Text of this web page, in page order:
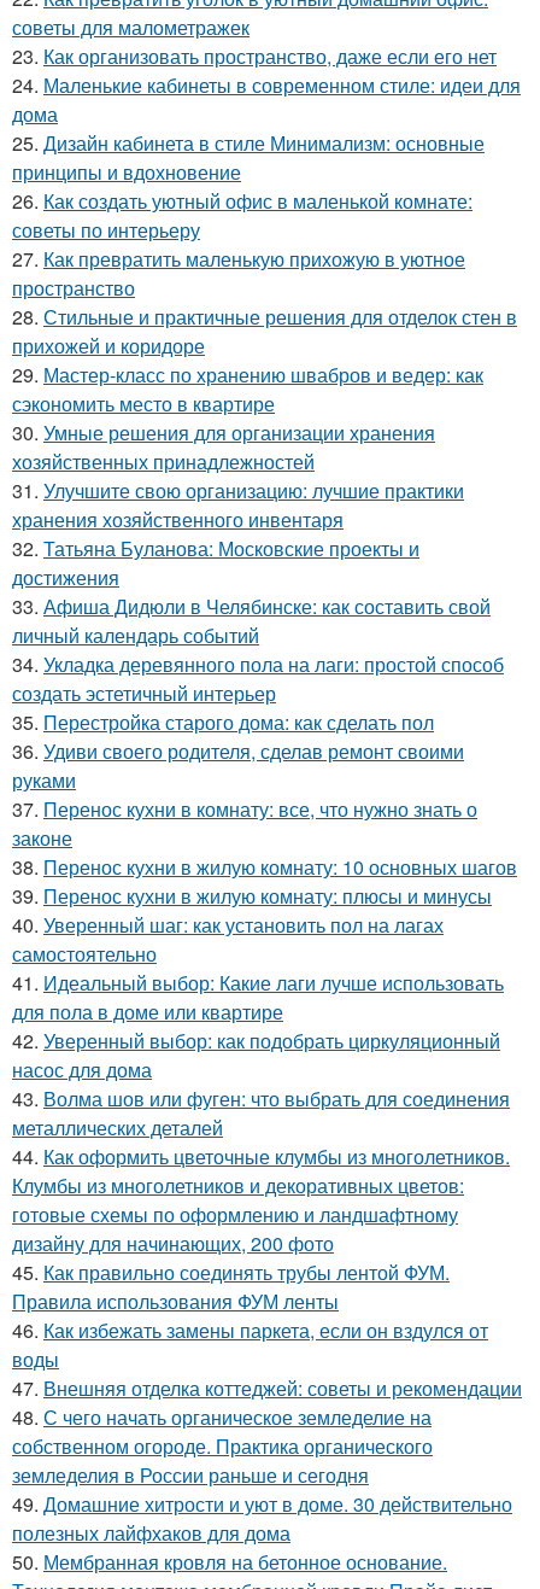
советы для малометражек
23. Как организовать пространство, даже если его нет
24. Маленькие кабинеты в современном стиле: идеи для
дома
25. Дизайн кабинета в стиле Минимализм: основные
принципы и вдохновение
26. Как создать уютный офис в маленькой комнате:
советы по интерьеру
27. Как превратить маленькую прихожую в уютное
пространство
28. Стильные и практичные решения для отделок стен в
прихожей и коридоре
29. Мастер-класс по хранению швабров и ведер: как
сэкономить место в квартире
30. Умные решения для организации хранения
хозяйственных принадлежностей
31. Улучшите свою организацию: лучшие практики
хранения хозяйственного инвентаря
32. Татьяна Буланова: Московские проекты и
достижения
33. Афиша Дидюли в Челябинске: как составить свой
личный календарь событий
34. Укладка деревянного пола на лаги: простой способ
создать эстетичный интерьер
35. Перестройка старого дома: как сделать пол
36. Удиви своего родителя, сделав ремонт своими
руками
37. Перенос кухни в комнату: все, что нужно знать о
законе
38. Перенос кухни в жилую комнату: 10 основных шагов
39. Перенос кухни в жилую комнату: плюсы и минусы
40. Уверенный шаг: как установить пол на лагах
самостоятельно
41. Идеальный выбор: Какие лаги лучше использовать
для пола в доме или квартире
42. Уверенный выбор: как подобрать циркуляционный
насос для дома
43. Волма шов или фуген: что выбрать для соединения
металлических деталей
44. Как оформить цветочные клумбы из многолетников.
Клумбы из многолетников и декоративных цветов:
готовые схемы по оформлению и ландшафтному
дизайну для начинающих, 200 фото
45. Как правильно соединять трубы лентой ФУМ.
Правила использования ФУМ ленты
46. Как избежать замены паркета, если он вздулся от
воды
47. Внешняя отделка коттеджей: советы и рекомендации
48. С чего начать органическое земледелие на
собственном огороде. Практика органического
земледелия в России раньше и сегодня
49. Домашние хитрости и уют в доме. 30 действительно
полезных лайфхаков для дома
50. Мембранная кровля на бетонное основание.